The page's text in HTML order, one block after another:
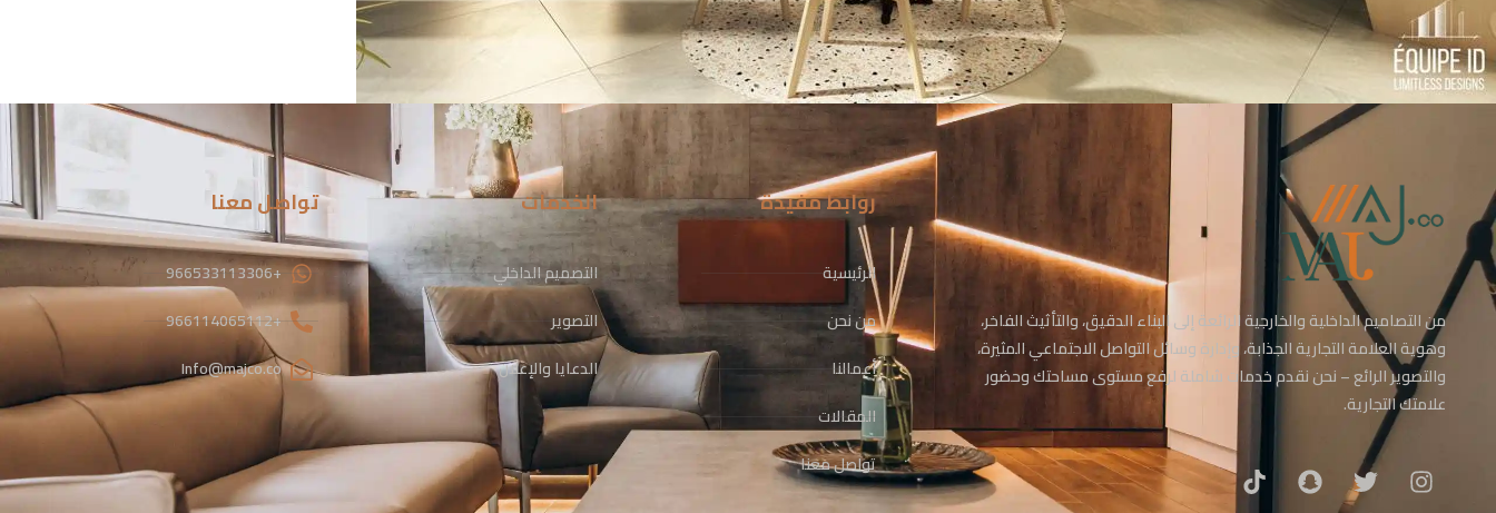
من التصاميم الداخلية والخارجية الرائعة إلى البناء الدقيق، والتأثيث الفاخر،
وهوية العلامة التجارية الجذابة، وإدارة وسائل التواصل الاجتماعي المثيرة،
والتصوير الرائع – نحن نقدم خدمات شاملة لرفع مستوى مساحتك وحضور
علامتك التجارية.
روابط مفيدة
الرئيسية
من نحن
أعمالنا
المقالات
تواصل معنا
الخدمات
التصميم الداخلي
التصوير
الدعايا والإعلان
تواصل معنا
+966533113306
+966114065112
Info@majco.co